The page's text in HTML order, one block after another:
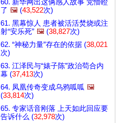
60. 新华网出这俩感人故事 党懵瞪
了 🖼️ (43,522次)
61. 黑幕惊人 患者被活活焚烧或注
射“安乐死” 🖼️ (38,827次)
62. “神秘力量”存在的依据 (38,021
次)
63. 江泽民与“婊子陈”政治苟合内
幕 (37,413次)
64. 凤凰传奇变成乌鸦呱呱 🖼️
(33,814次)
65. 专家话音刚落 上天如此回应要
告诉什么 (32,978次)